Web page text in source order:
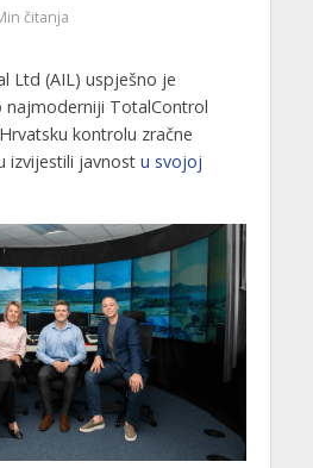
čitanja
Ltd (AIL) uspješno je
najmoderniji TotalControl
kontrolu zračne
izvijestili javnost u svojoj